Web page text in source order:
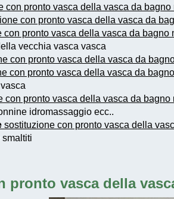
con pronto vasca della vasca da
con pronto vasca della vasca da
con pronto vasca della vasca da bagno
vecchia vasca vasca
con pronto vasca della vasca da
con pronto vasca della vasca da
con pronto vasca della vasca da
idromassaggio ecc..
sostituzione con pronto vasca della
smaltiti
pronto vasca della